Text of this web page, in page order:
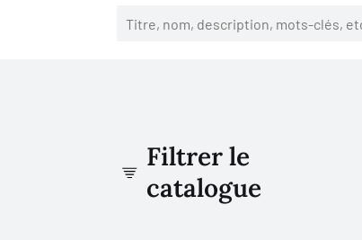
Filtrer le
catalogue